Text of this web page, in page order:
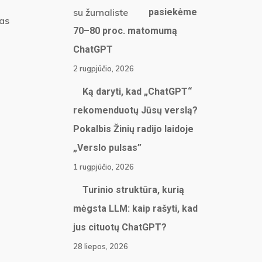
pasiekėme
70–80 proc. matomumą
ChatGPT
2 rugpjūčio, 2026
Ką daryti, kad „ChatGPT“
rekomenduotų Jūsų verslą?
Pokalbis Žinių radijo laidoje
„Verslo pulsas”
1 rugpjūčio, 2026
Turinio struktūra, kurią
mėgsta LLM: kaip rašyti, kad
jus cituotų ChatGPT?
28 liepos, 2026